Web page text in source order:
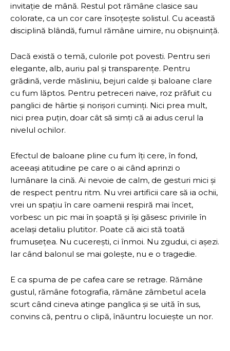
invitație de mână. Restul pot rămâne clasice sau
colorate, ca un cor care însoțește solistul. Cu această
disciplină blândă, fumul rămâne uimire, nu obișnuință.
Dacă există o temă, culorile pot povesti. Pentru seri
elegante, alb, auriu pal și transparențe. Pentru
grădină, verde măsliniu, bejuri calde și baloane clare
cu fum lăptos. Pentru petreceri naive, roz prăfuit cu
panglici de hârtie și norișori cuminți. Nici prea mult,
nici prea puțin, doar cât să simți că ai adus cerul la
nivelul ochilor.
Efectul de baloane pline cu fum îți cere, în fond,
aceeași atitudine pe care o ai când aprinzi o
lumânare la cină. Ai nevoie de calm, de gesturi mici și
de respect pentru ritm. Nu vrei artificii care să ia ochii,
vrei un spațiu în care oamenii respiră mai încet,
vorbesc un pic mai în șoaptă și își găsesc privirile în
același detaliu plutitor. Poate că aici stă toată
frumusețea. Nu cucerești, ci înmoi. Nu zgudui, ci așezi.
Iar când balonul se mai goleşte, nu e o tragedie.
E ca spuma de pe cafea care se retrage. Rămâne
gustul, rămâne fotografia, rămâne zâmbetul acela
scurt când cineva atinge panglica și se uită în sus,
convins că, pentru o clipă, înăuntru locuiește un nor.